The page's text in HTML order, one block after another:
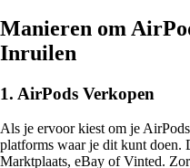
Manieren om
Inruilen
1. AirPods Verkopen
Als je ervoor kiest om je
platforms waar je dit kunt doen.
Marktplaats, eBay of Vinted.